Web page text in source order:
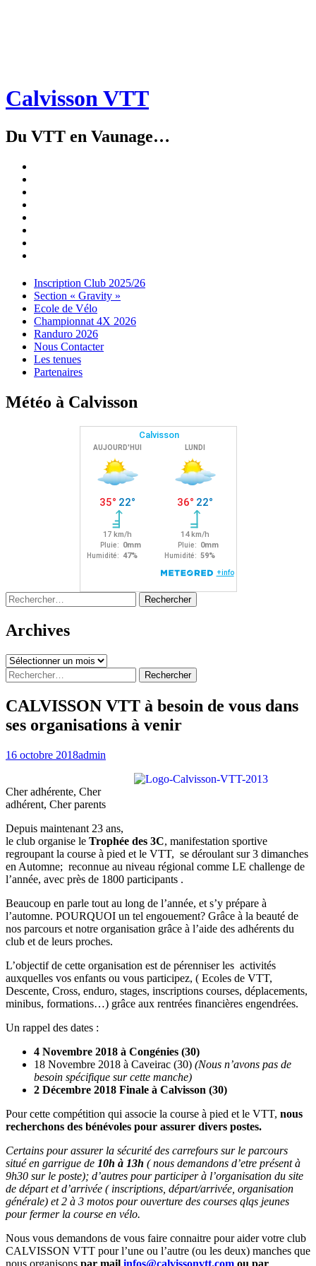
Calvisson VTT
Du VTT en Vaunage…
Menu
Widgets
Recherche
Aller
contenu
Inscription Club 2025/26
Section « Gravity »
Ecole de Vélo
Championnat 4X 2026
Randuro 2026
Nous Contacter
Les tenues
Partenaires
Météo à Calvisson
Rechercher :
Archives
Archives
Rechercher :
CALVISSON VTT à besoin de vous dans
ses organisations à venir
16 octobre 2018admin
Cher adhérente, Cher
adhérent, Cher parents
Depuis maintenant 23 ans,
le club organise le Trophée des 3C, manifestation sportive
regroupant la course à pied et le VTT, se déroulant sur 3 dimanches
en Automne; reconnue au niveau régional comme LE challenge de
l’année, avec près de 1800 participants .
Beaucoup en parle tout au long de l’année, et s’y prépare à
l’automne. POURQUOI un tel engouement? Grâce à la beauté de
nos parcours et notre organisation grâce à l’aide des adhérents du
club et de leurs proches.
L’objectif de cette organisation est de pérenniser les activités
auxquelles vos enfants ou vous participez, ( Ecoles de VTT,
Descente, Cross, enduro, stages, inscriptions courses, déplacements,
minibus, formations…) grâce aux rentrées financières engendrées.
Un rappel des dates :
4 Novembre 2018 à Congénies (30)
18 Novembre 2018 à Caveirac (30) (Nous n’avons pas de
besoin spécifique sur cette manche)
2 Décembre 2018 Finale à Calvisson (30)
Pour cette compétition qui associe la course à pied et le VTT, nous
recherchons des bénévoles pour assurer divers postes.
Certains pour assurer la sécurité des carrefours sur le parcours
situé en garrigue de 10h à 13h ( nous demandons d’etre présent à
9h30 sur le poste); d’autres pour participer à l’organisation du site
de départ et d’arrivée ( inscriptions, départ/arrivée, organisation
générale) et 2 à 3 motos pour ouverture des courses qlqs jeunes
pour fermer la course en vélo.
Nous vous demandons de vous faire connaitre pour aider votre club
CALVISSON VTT pour l’une ou l’autre (ou les deux) manches que
nous organisons par mail infos@calvissonvtt.com ou par